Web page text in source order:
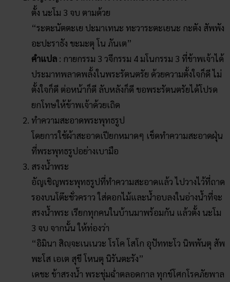
ตั้ง นะโม 3 จบ ตามด้วย
“ระตะนัตตะเย ปะมาเทนะ ทะวาระตะเยนะ กะตัง สัพพัง
อะปะราธัง ขะมะตุ โน ภันเต”
คำแปล : กายกรรม 3 วจีกรรม 4 มโนกรรม 3 ที่ข้าพเจ้าได้
ประมาทพลาดพลั้งในพระรัตนตรัย ด้วยความตั้งใจก็ดี ไม่
ตั้งใจก็ดี ต่อหน้าก็ดี ลับหลังก็ดี ขอพระรัตนตรัยได้โปรด
ยกโทษให้ข้าพเจ้าด้วยเถิด
ทำความสะอาดพระพุทธรูป
โดยการใช้ผ้าสะอาดเปียกหมาดๆ เช็ดทำความสะอาดฝุ่น
ที่พระพุทธรูปอย่างเบามือ
สรงน้ำพระ
อัญเชิญพระพุทธรูปที่ทำความสะอาดแล้ว ไปวางไว้ที่ถาด
รองบนโต๊ะชั่วคราว ใส่ดอกไม้และน้ำอบลงในอ่างน้ำที่จะ
สรงน้ำพระ เรียกทุกคนในบ้านมาพร้อมกัน แล้วตั้ง นะโม
3 จบ จากนั้น ให้ท่องว่า
“อิมินา สิญฺจะเนเนวะ โรโค โสโก อุปัททะโว นิพพันตุ สัพ
พะโส เอเต สุขี โหนตุ นิรันตะรัง”
เดชะ ข้าสรงน้ำ พระชุ่มฉ่ำตลอดกาล ทุกข์โศกโรคภัยพาล